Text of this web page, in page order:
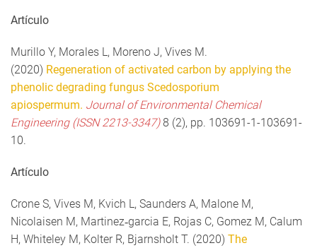
Artículo
Murillo Y, Morales L, Moreno J, Vives M.
(2020) Regeneration of activated carbon by applying the
phenolic degrading fungus Scedosporium
apiospermum. Journal of Environmental Chemical
Engineering (ISSN 2213-3347)8 (2), pp. 103691-1-103691-
10.
Artículo
Crone S, Vives M, Kvich L, Saunders A, Malone M,
Nicolaisen M, Martinez‐garcia E, Rojas C, Gomez M, Calum
H, Whiteley M, Kolter R, Bjarnsholt T. (2020) The